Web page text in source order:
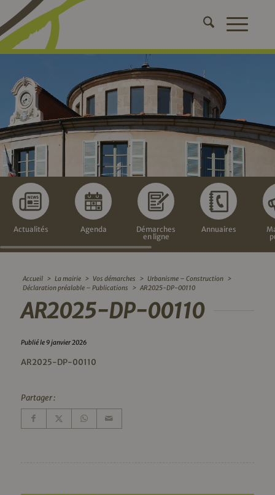
Actualités Agenda
Démarches
en ligne
Annuaires
Accueil > La mairie > Vos démarches > Urbanisme – Construction >
Déclaration préalable – Publications
> AR2025-DP-00110
AR2025-DP-00110
Publié le 9 janvier 2026
AR2025-DP-00110
Partager :